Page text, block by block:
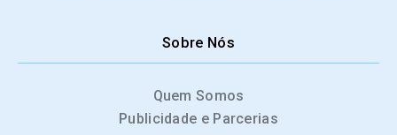
Sobre Nós
Quem Somos
Publicidade e Parcerias